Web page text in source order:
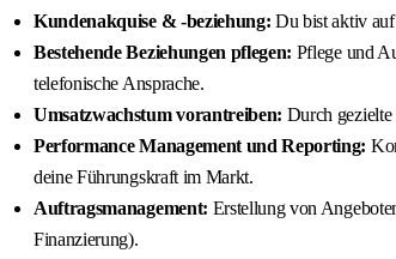
Kundenakquise & -beziehung: Du bist aktiv
Bestehende Beziehungen pflegen: Pflege und
telefonische Ansprache.
Umsatzwachstum vorantreiben: Durch
Performance Management und Reporting:
deine Führungskraft im Markt.
Auftragsmanagement: Erstellung von
Finanzierung).